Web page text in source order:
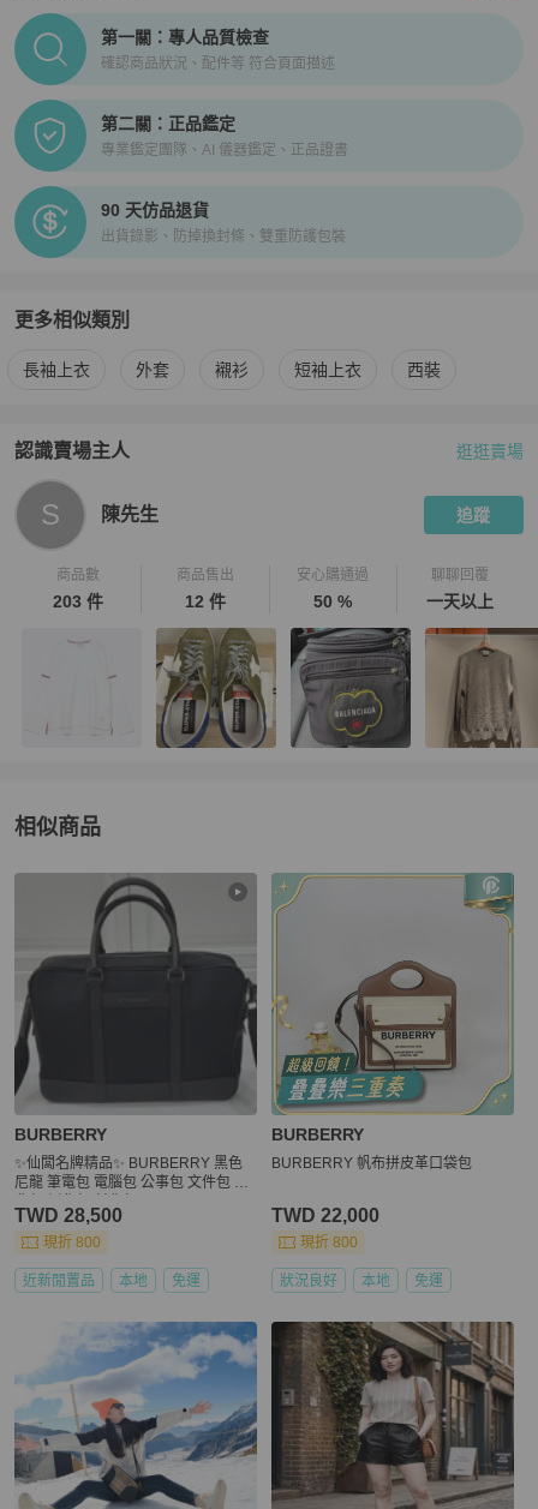
PopChill拍拍圈正品驗證、安心購檢驗流程介紹
第一關：專人品質檢查
確認商品狀況、配件等 符合頁面描述
第二關：正品鑑定
專業鑑定團隊、AI 儀器鑑定、正品證書
90 天仿品退貨
出貨錄影、防掉換封條、雙重防護包裝
更多相似類別
更多BURBERRY男裝 相似商品推薦
長袖上衣 外套 襯衫 短袖上衣 西裝
認識賣場主人
PopChill 拍拍圈嚴選賣家
逛逛賣場
S 陳先生 追蹤
商品數
203 件
商品售出
12 件
安心購通過
50 %
聊聊回覆
一天以上
相似商品
更多相似BURBERRY男裝推薦精品
BURBERRY
✨仙闆名牌精品✨ BURBERRY 黑色
尼龍 筆電包 電腦包 公事包 文件包 肩
TWD 28,500
現折 800
近新閒置品 本地 免運
BURBERRY
BURBERRY 帆布拼皮革口袋包
TWD 22,000
現折 800
狀況良好 本地 免運